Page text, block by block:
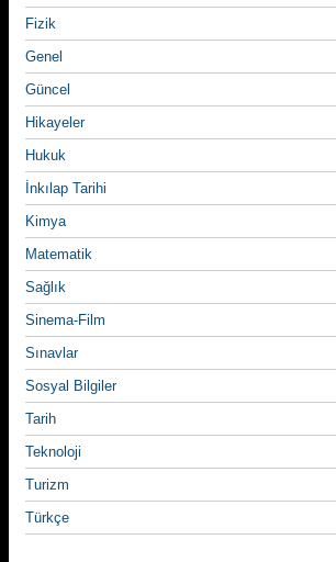
Fizik
Genel
Güncel
Hikayeler
Hukuk
İnkılap Tarihi
Kimya
Matematik
Sağlık
Sinema-Film
Sınavlar
Sosyal Bilgiler
Tarih
Teknoloji
Turizm
Türkçe